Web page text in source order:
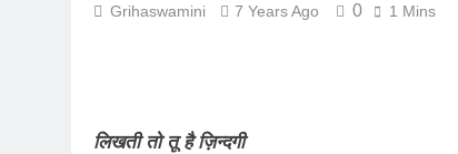
Grihaswamini 7 Years Ago 0 1 Mins
लिखती तो तू है ज़िन्दगी